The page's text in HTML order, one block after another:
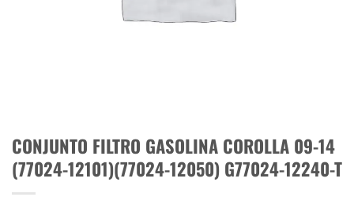
CONJUNTO FILTRO GASOLINA COROLLA 09-14
(77024-12101)(77024-12050) G77024-12240-T